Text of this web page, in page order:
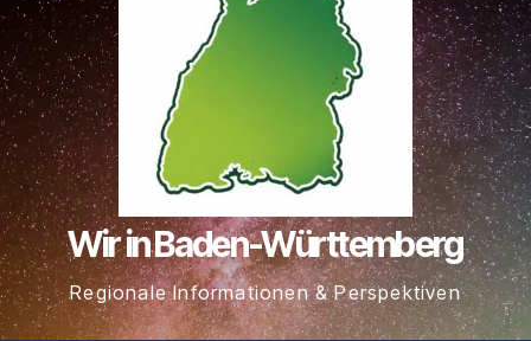
Wir in Baden-Württemberg
Regionale Informationen & Perspektiven